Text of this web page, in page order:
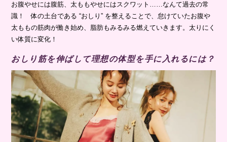
お腹やせには腹筋、太ももやせにはスクワット……なんて過去の常
識！ 体の土台である “おしり” を整えることで、怠けていたお腹や
太ももの筋肉が働き始め、脂肪もみるみる燃えていきます。太りにく
い体質に変化！
おしり筋を伸ばして理想の体型を手に入れるには？